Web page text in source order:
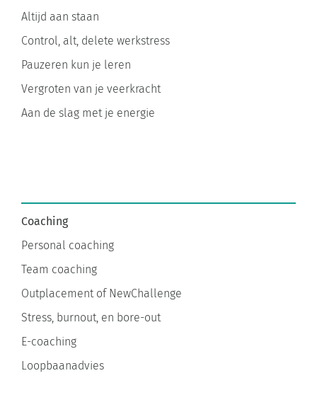
Altijd aan staan
Control, alt, delete werkstress
Pauzeren kun je leren
Vergroten van je veerkracht
Aan de slag met je energie
Coaching
Personal coaching
Team coaching
Outplacement of NewChallenge
Stress, burnout, en bore-out
E-coaching
Loopbaanadvies